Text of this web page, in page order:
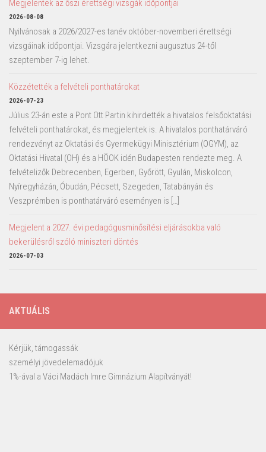
Megjelentek az őszi érettségi vizsgák időpontjai
2026-08-08
Nyilvánosak a 2026/2027-es tanév október-novemberi érettségi
vizsgáinak időpontjai. Vizsgára jelentkezni augusztus 24-től
szeptember 7-ig lehet.
Közzétették a felvételi ponthatárokat
2026-07-23
Július 23-án este a Pont Ott Partin kihirdették a hivatalos felsőoktatási
felvételi ponthatárokat, és megjelentek is. A hivatalos ponthatárváró
rendezvényt az Oktatási és Gyermekügyi Minisztérium (OGYM), az
Oktatási Hivatal (OH) és a HÖOK idén Budapesten rendezte meg. A
felvételizők Debrecenben, Egerben, Győrött, Gyulán, Miskolcon,
Nyíregyházán, Óbudán, Pécsett, Szegeden, Tatabányán és
Veszprémben is ponthatárváró eseményen is […]
Megjelent a 2027. évi pedagógusminősítési eljárásokba való
bekerülésről szóló miniszteri döntés
2026-07-03
AKTUÁLIS
Kérjük, támogassák
személyi jövedelemadójuk
1%-ával a Váci Madách Imre Gimnázium Alapítványát!